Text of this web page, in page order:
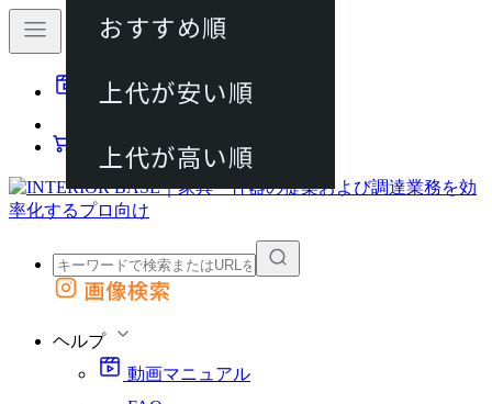
動画マニュアル
カート
外部サイトの商品をカートに追加
画像検索
ヘルプ
動画マニュアル
おすすめ順
上代が安い順
上代が高い順